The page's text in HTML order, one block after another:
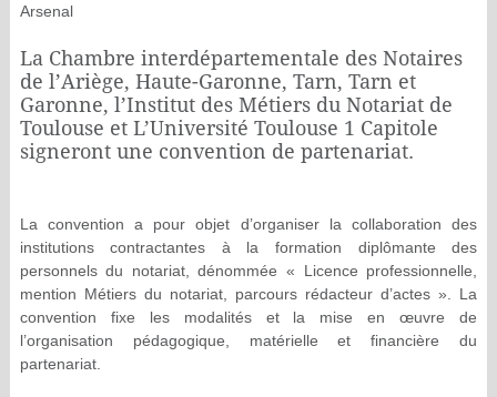
Arsenal
La Chambre interdépartementale des Notaires
de l’Ariège, Haute-Garonne, Tarn, Tarn et
Garonne, l’Institut des Métiers du Notariat de
Toulouse et L’Université Toulouse 1 Capitole
signeront une convention de partenariat.
La convention a pour objet d’organiser la collaboration des
institutions contractantes à la formation diplômante des
personnels du notariat, dénommée « Licence professionnelle,
mention Métiers du notariat, parcours rédacteur d’actes ». La
convention fixe les modalités et la mise en œuvre de
l’organisation pédagogique, matérielle et financière du
partenariat.